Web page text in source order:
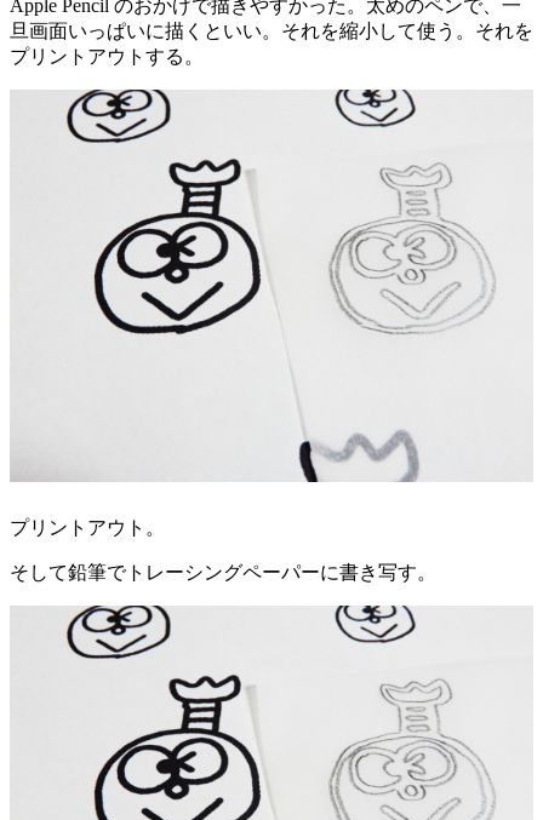
Apple Pencil のおかげで描きやすかった。太めのペンで、一
旦画面いっぱいに描くといい。それを縮小して使う。それを
プリントアウトする。
プリントアウト。
そして鉛筆でトレーシングペーパーに書き写す。